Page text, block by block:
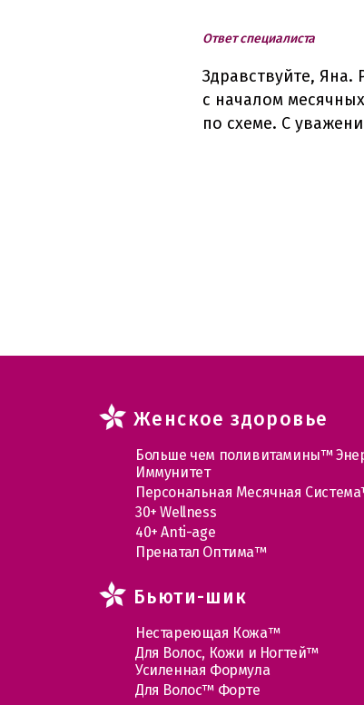
Ответ специалиста
Здравствуйте,
с началом
по схеме. С
Женское здоровье
Больше чем поливитамины™
Иммунитет
Персональная Месячная
30+ Wellness
40+ Anti-age
Пренатал Оптима™
Бьюти-шик
Нестареющая Кожа™
Для Волос, Кожи и Ногтей™
Усиленная Формула
Для Волос™ Форте